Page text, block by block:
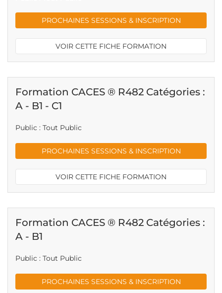
PROCHAINES SESSIONS & INSCRIPTION
VOIR CETTE FICHE FORMATION
Formation CACES ® R482 Catégories :
A - B1 - C1
Public : Tout Public
PROCHAINES SESSIONS & INSCRIPTION
VOIR CETTE FICHE FORMATION
Formation CACES ® R482 Catégories :
A - B1
Public : Tout Public
PROCHAINES SESSIONS & INSCRIPTION